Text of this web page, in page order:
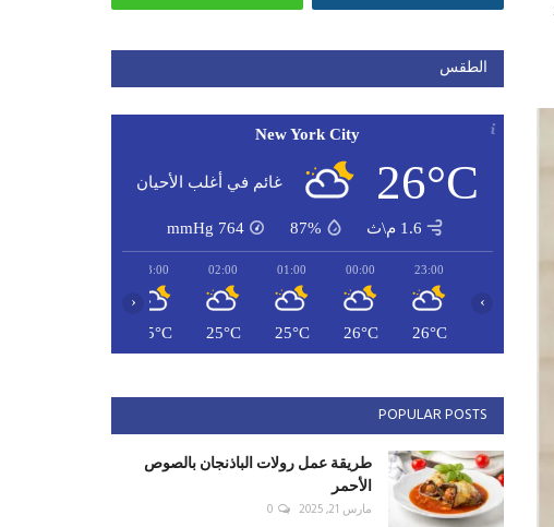
الطقس
New York City
26°C غائم في أغلب الأحيان
1.6 م\ث 87%
764
mmHg
23:00
26°C
00:00
26°C
01:00
25°C
02:00
25°C
03:00
25°C
‹ ›
POPULAR POSTS
طريقة عمل رولات الباذنجان بالصوص
الأحمر
مارس 21, 2025 0